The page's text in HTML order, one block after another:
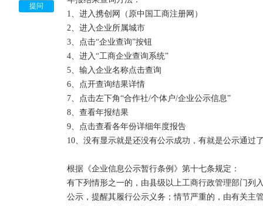
提问
1、进入携创网（原中国工商注册网）
2、进入企业所属城市
3、点击“企业查询”按钮
4、进入“工商企业查询系统”
5、输入企业名称点击查询
6、点开查询结果详情
7、点击左下角“合作社/个体户/企业公示信息”
8、查看年报结果
9、点击查看各年份详细年度报告
10、没有显示就是还没有公示成功，有就是公示通过
根据《企业信息公示暂行条例》第十七条规定：
有下列情形之一的，由县级以上工商行政管理部门列
公示，提醒其履行公示义务；情节严重的，由有关主